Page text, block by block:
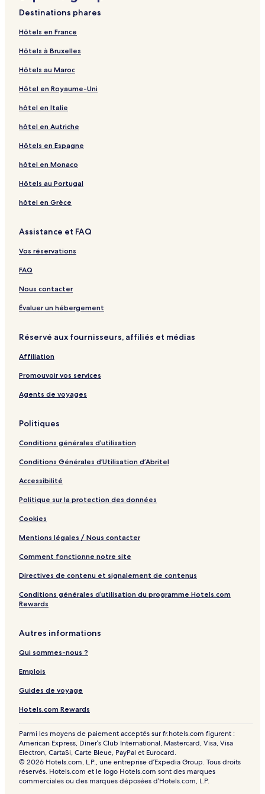
Destinations phares
Hôtels en France
Hôtels à Bruxelles
Hôtels au Maroc
Hôtel en Royaume-Uni
hôtel en Italie
hôtel en Autriche
Hôtels en Espagne
hôtel en Monaco
Hôtels au Portugal
hôtel en Grèce
Assistance et FAQ
Vos réservations
FAQ
Nous contacter
Évaluer un hébergement
Réservé aux fournisseurs, affiliés et médias
Affiliation
Promouvoir vos services
Agents de voyages
Politiques
Conditions générales d’utilisation
Conditions Générales d’Utilisation d’Abritel
Accessibilité
Politique sur la protection des données
Cookies
Mentions légales / Nous contacter
Comment fonctionne notre site
Directives de contenu et signalement de contenus
Conditions générales d’utilisation du programme Hotels.com
Rewards
Autres informations
Qui sommes-nous ?
Emplois
Guides de voyage
Hotels.com Rewards
Parmi les moyens de paiement acceptés sur fr.hotels.com figurent :
American Express, Diner’s Club International, Mastercard, Visa, Visa
Electron, CartaSi, Carte Bleue, PayPal et Eurocard.
© 2026 Hotels.com, L.P., une entreprise d’Expedia Group. Tous droits
réservés. Hotels.com et le logo Hotels.com sont des marques
commerciales ou des marques déposées d’Hotels.com, L.P.